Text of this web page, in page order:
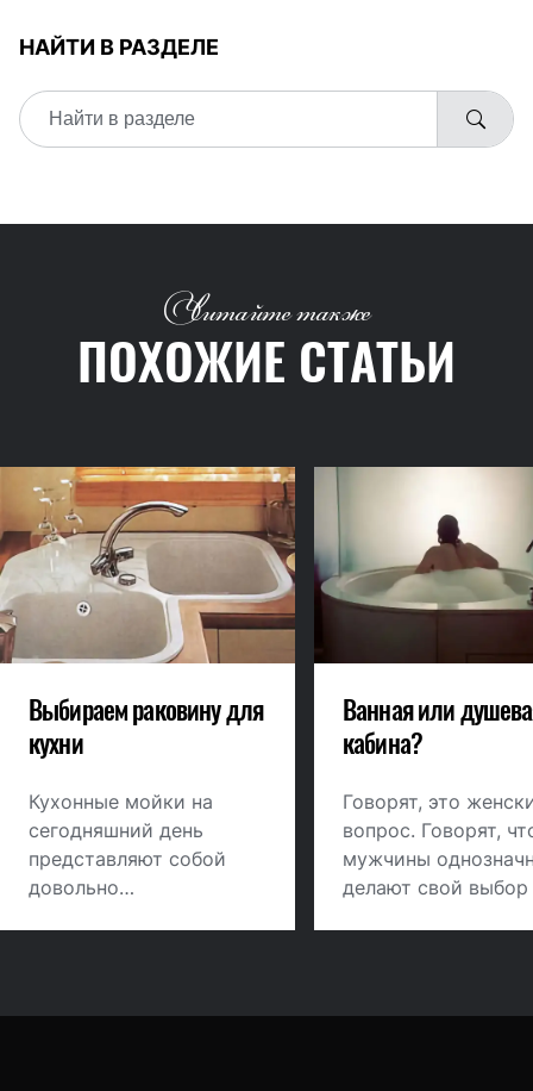
НАЙТИ В РАЗДЕЛЕ
Читайте также
ПОХОЖИЕ СТАТЬИ
Выбираем раковину для
кухни
Кухонные мойки на
сегодняшний день
представляют собой
довольно
Ванная или
кабина?
Говорят, это
вопрос. Говорят,
мужчины
делают свой выбор